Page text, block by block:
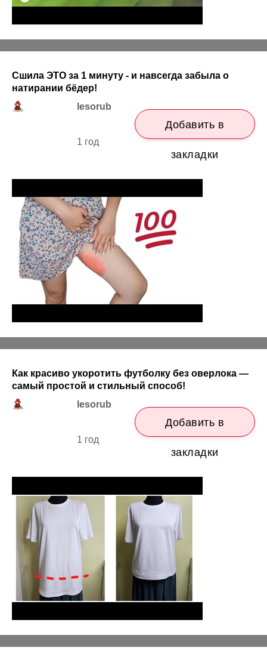
Сшила ЭТО за 1 минуту - и навсегда забыла о
натирании бёдер!
lesorub
1 год
Добавить в
закладки
Как красиво укоротить футболку без оверлока —
самый простой и стильный способ!
lesorub
1 год
Добавить в
закладки